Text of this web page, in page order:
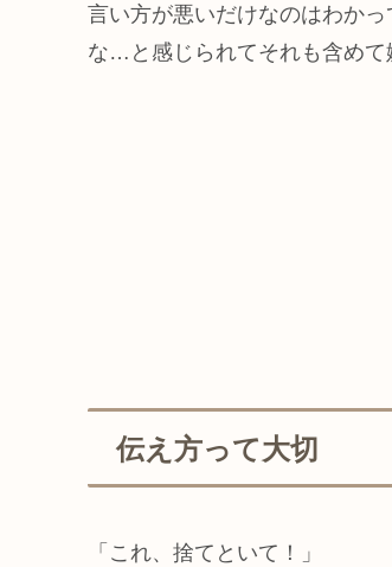
言い方が悪いだけなのはわか
な…と感じられてそれも含めて
伝え方って大切
「これ、捨てといて！」